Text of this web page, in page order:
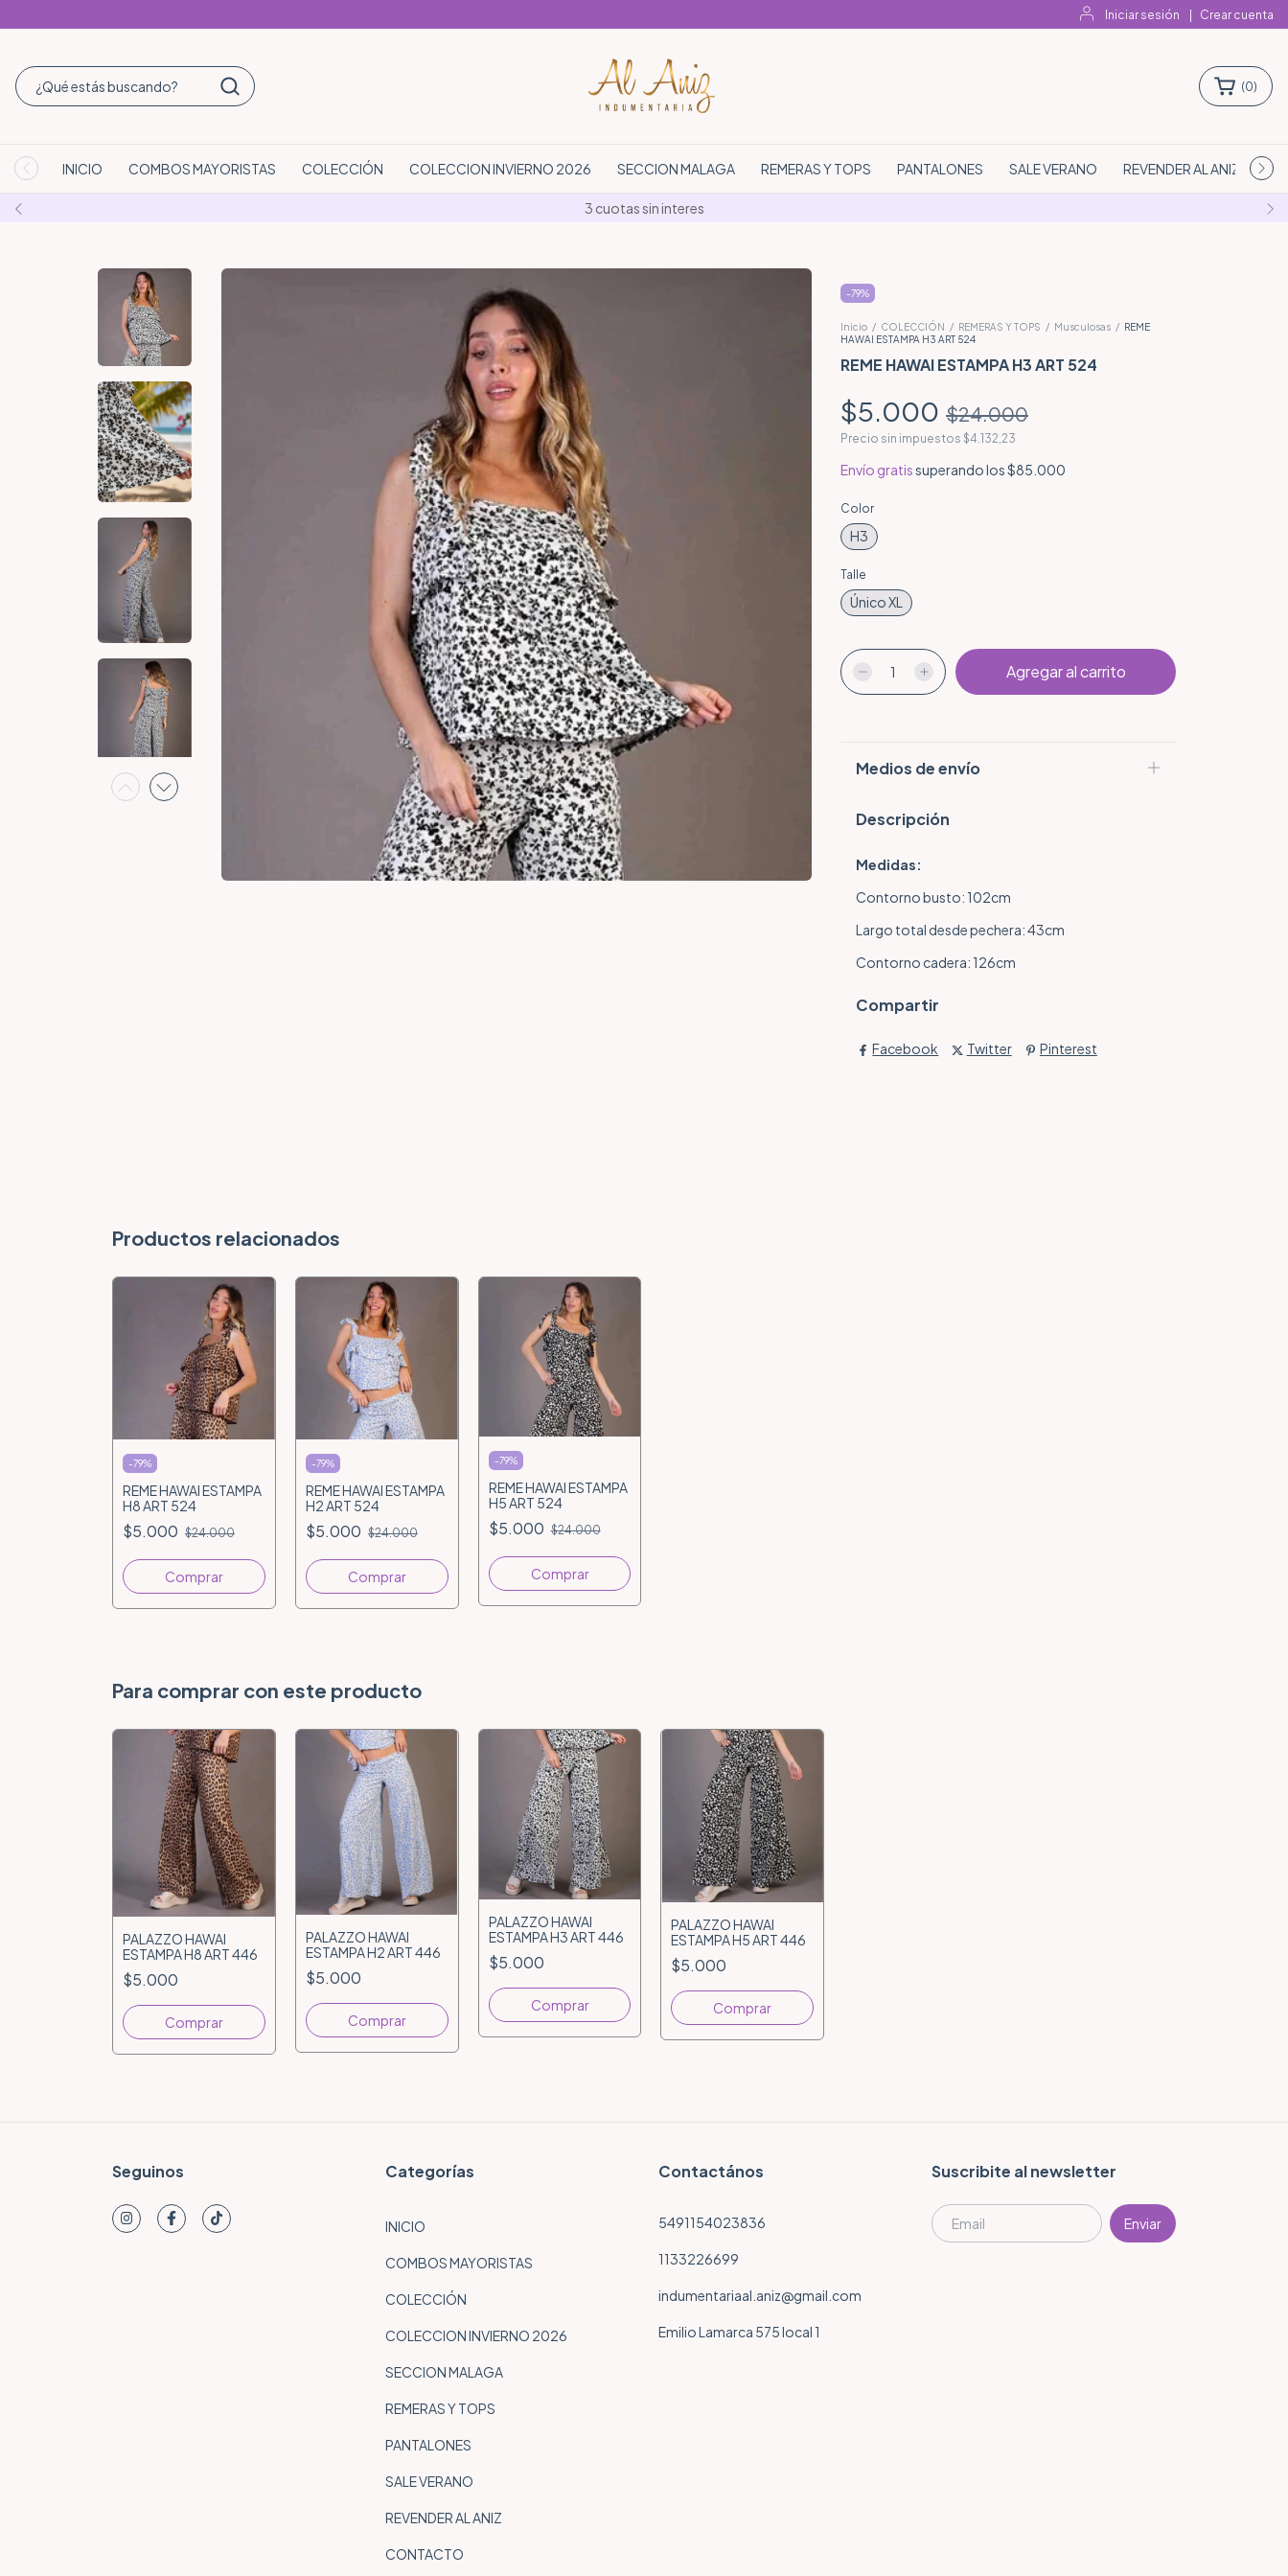
Iniciar sesión Crear cuenta
3 cuotas sin interes
(0)
INICIO COMBOS MAYORISTAS COLECCIÓN COLECCION INVIERNO 2026 SECCION MALAGA REMERAS Y TOPS PANTALONES SALE VERANO REVENDER AL ANIZ
-79%
Inicio / COLECCIÓN / REMERAS Y TOPS / Musculosas / REME
HAWAI ESTAMPA H3 ART 524
REME HAWAI ESTAMPA H3 ART 524
$5.000 $24.000
Precio sin impuestos $4.132,23
Envío gratissuperando los$85.000
Color
H3
Talle
Único XL
Medios de envío
Descripción
Medidas:
Contorno busto: 102cm
Largo total desde pechera: 43cm
Contorno cadera: 126cm
Compartir
Facebook Twitter Pinterest
Productos relacionados
-79%
REME HAWAI ESTAMPA
H8 ART 524
$5.000 $24.000
Comprar
-79%
REME HAWAI ESTAMPA
H2 ART 524
$5.000 $24.000
Comprar
-79%
REME HAWAI ESTAMPA
H5 ART 524
$5.000 $24.000
Comprar
Para comprar con este producto
PALAZZO HAWAI
ESTAMPA H8 ART 446
$5.000
Comprar
PALAZZO HAWAI
ESTAMPA H2 ART 446
$5.000
Comprar
PALAZZO HAWAI
ESTAMPA H3 ART 446
$5.000
Comprar
PALAZZO HAWAI
ESTAMPA H5 ART 446
$5.000
Comprar
Seguinos Categorías
INICIO
COMBOS MAYORISTAS
COLECCIÓN
COLECCION INVIERNO 2026
SECCION MALAGA
REMERAS Y TOPS
PANTALONES
SALE VERANO
REVENDER AL ANIZ
CONTACTO
Contactános
5491154023836
1133226699
indumentariaal.aniz@gmail.com
Emilio Lamarca 575 local 1
Suscribite al newsletter